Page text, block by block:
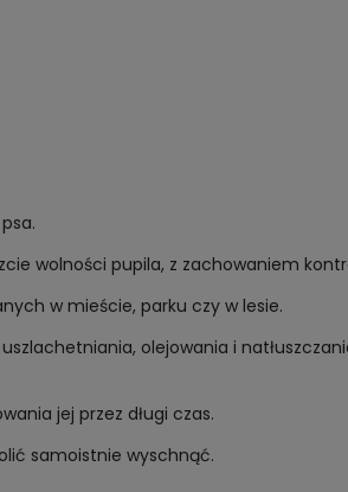
wolności pupila, z zachowaniem
w mieście, parku czy w lesie.
olejowania i
jej przez długi czas.
samoistnie wyschnąć.